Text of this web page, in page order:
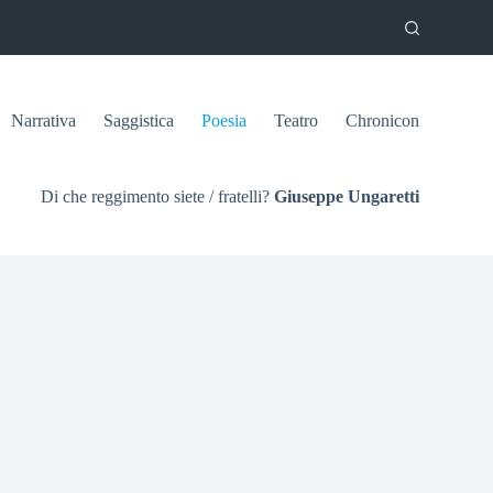
Narrativa Saggistica Poesia Teatro Chronicon
Di che reggimento siete / fratelli? Giuseppe Ungaretti